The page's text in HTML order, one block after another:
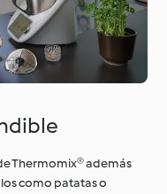
Thermomix® además
como patatas o